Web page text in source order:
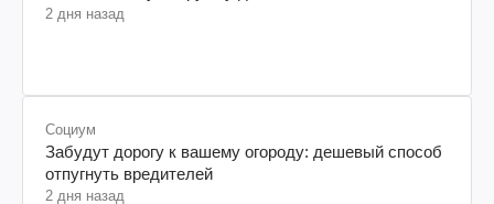
назвал опасную игрушку для собак
Социум
Забудут дорогу к вашему огороду: дешевый способ
отпугнуть вредителей